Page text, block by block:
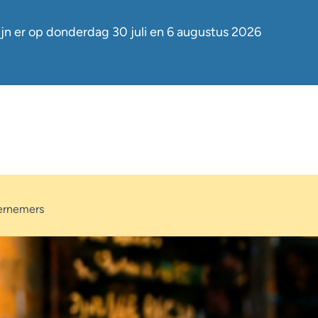
er op donderdag 30 juli en 6 augustus2026